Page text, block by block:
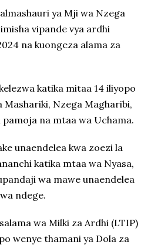
ya Mji wa Nzega
vipande vya ardhi
na kuongeza alama za
katika mitaa 14 iliyopo
Mashariki, Nzega Magharibi,
na mtaa wa Uchama.
unaendelea kwa zoezi la
katika mtaa wa Nyasa,
wa mawe unaendelea
ndege.
wa Milki za Ardhi (LTIP)
wenye thamani ya Dola za